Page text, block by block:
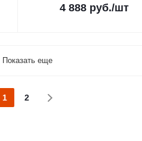
4 888руб./шт
Показать еще
1 2